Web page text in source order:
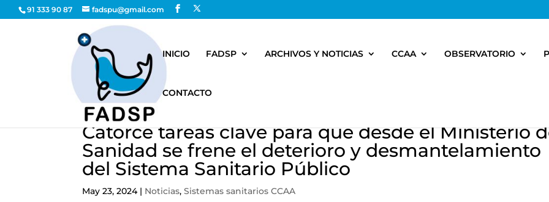
91 333 90 87 fadspu@gmail.com
INICIO FADSP ARCHIVOS Y NOTICIAS CCAA OBSERVATORIO
CONTACTO
Catorce tareas clave para que desde el Ministerio
Sanidad se frene el deterioro y desmantelamiento
del Sistema Sanitario Público
May 23, 2024| Noticias,Sistemas sanitarios CCAA